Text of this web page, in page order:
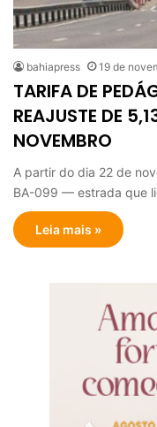
bahiapress 19 de
TARIFA DE
REAJUSTE DE
NOVEMBRO
A partir do dia 22 de
BA-099 — estrada que
Leia mais »